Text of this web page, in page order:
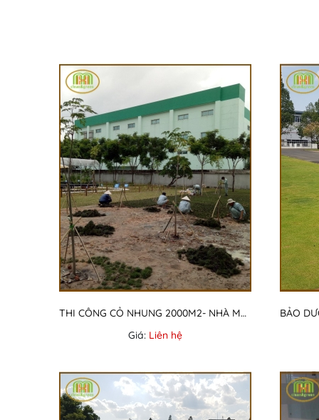
THI CÔNG CỎ NHUNG 2000M2- NHÀ MÁY CÔNG TY NHẬT TÂN
Giá: Liên hệ